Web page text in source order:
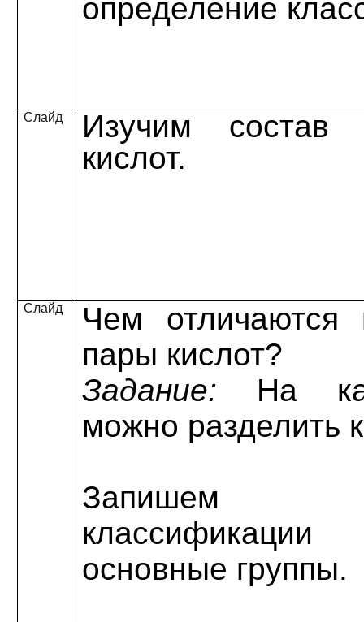
определение
Слайд Изучим
состав
кислот.
Слайд
Чем отличаются
пары кислот?
Задание: На
можно разделить
Запишем
классификации
основные группы.